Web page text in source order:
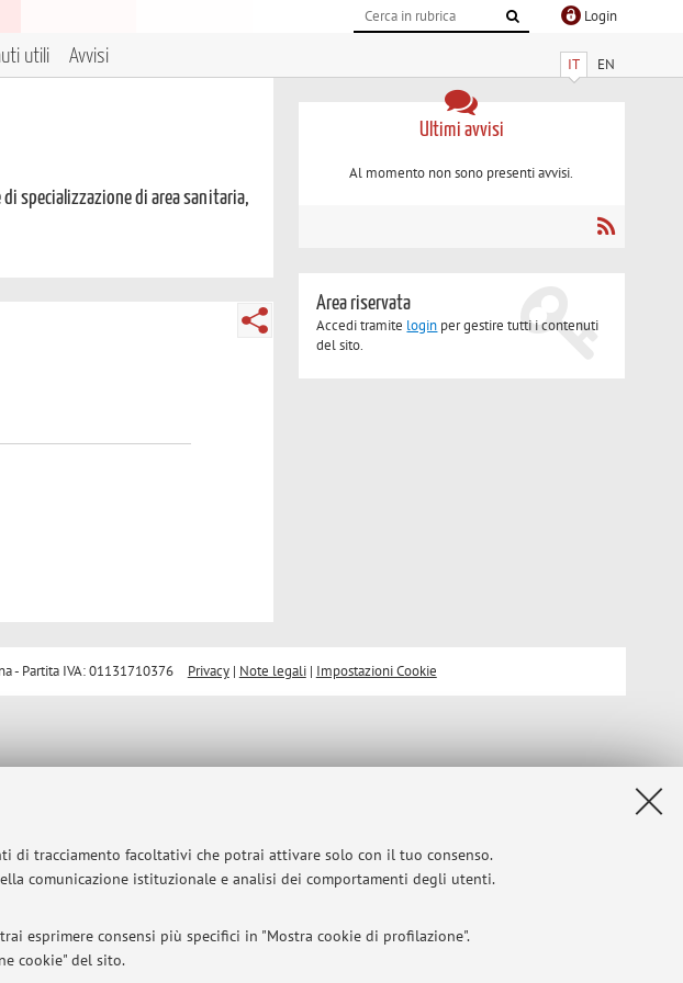
di tracciamento facoltativi che potrai attivare solo con il tuo consenso.
comunicazione istituzionale e analisi dei comportamenti degli utenti.
esprimere consensi più specifici in "Mostra cookie di profilazione".
cookie" del sito.
Login
IT EN
utili Avvisi
specializzazione di area sanitaria,
Ultimi avvisi
Al momento non sono presenti avvisi.
Area riservata
Accedi tramite login per gestire tutti i contenuti
del sito.
- Partita IVA: 01131710376 Privacy| Note legali| Impostazioni Cookie